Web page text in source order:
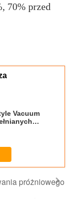
70% przed
Vacuum
próżniowego